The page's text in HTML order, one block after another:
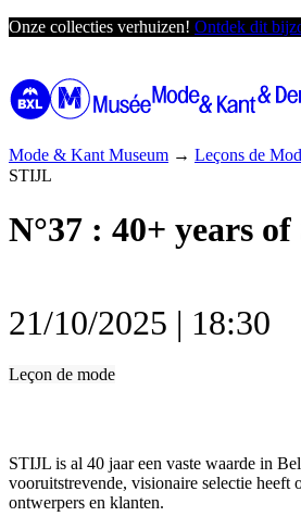
Ga
de
inhoud
Onze collecties verhuizen! Ontdek dit
Mode & Kant Museum → Leçons de
STIJL
N°37 : 40+ years
21/10/2025 | 18:30
Leçon de mode
STIJL is al 40 jaar een vaste waarde in
vooruitstrevende, visionaire selectie heeft
ontwerpers en klanten.